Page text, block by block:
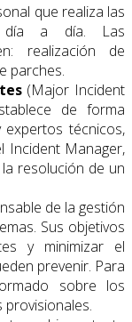
que realiza las
día a día. Las
realización de
parches.
(Major Incident
de forma
técnicos,
Incident Manager,
resolución de un
de la gestión
Sus objetivos
y minimizar el
prevenir. Para
sobre los